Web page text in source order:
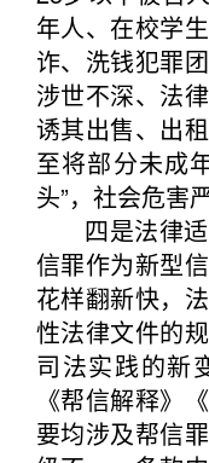
年人、在校学
诈、洗钱犯罪
涉世不深、法
诱其出售、出
至将部分未成
头”，社会危害
四是法律适
信罪作为新型
花样翻新快，
性法律文件的
司法实践的新
《帮信解释》
要均涉及帮信